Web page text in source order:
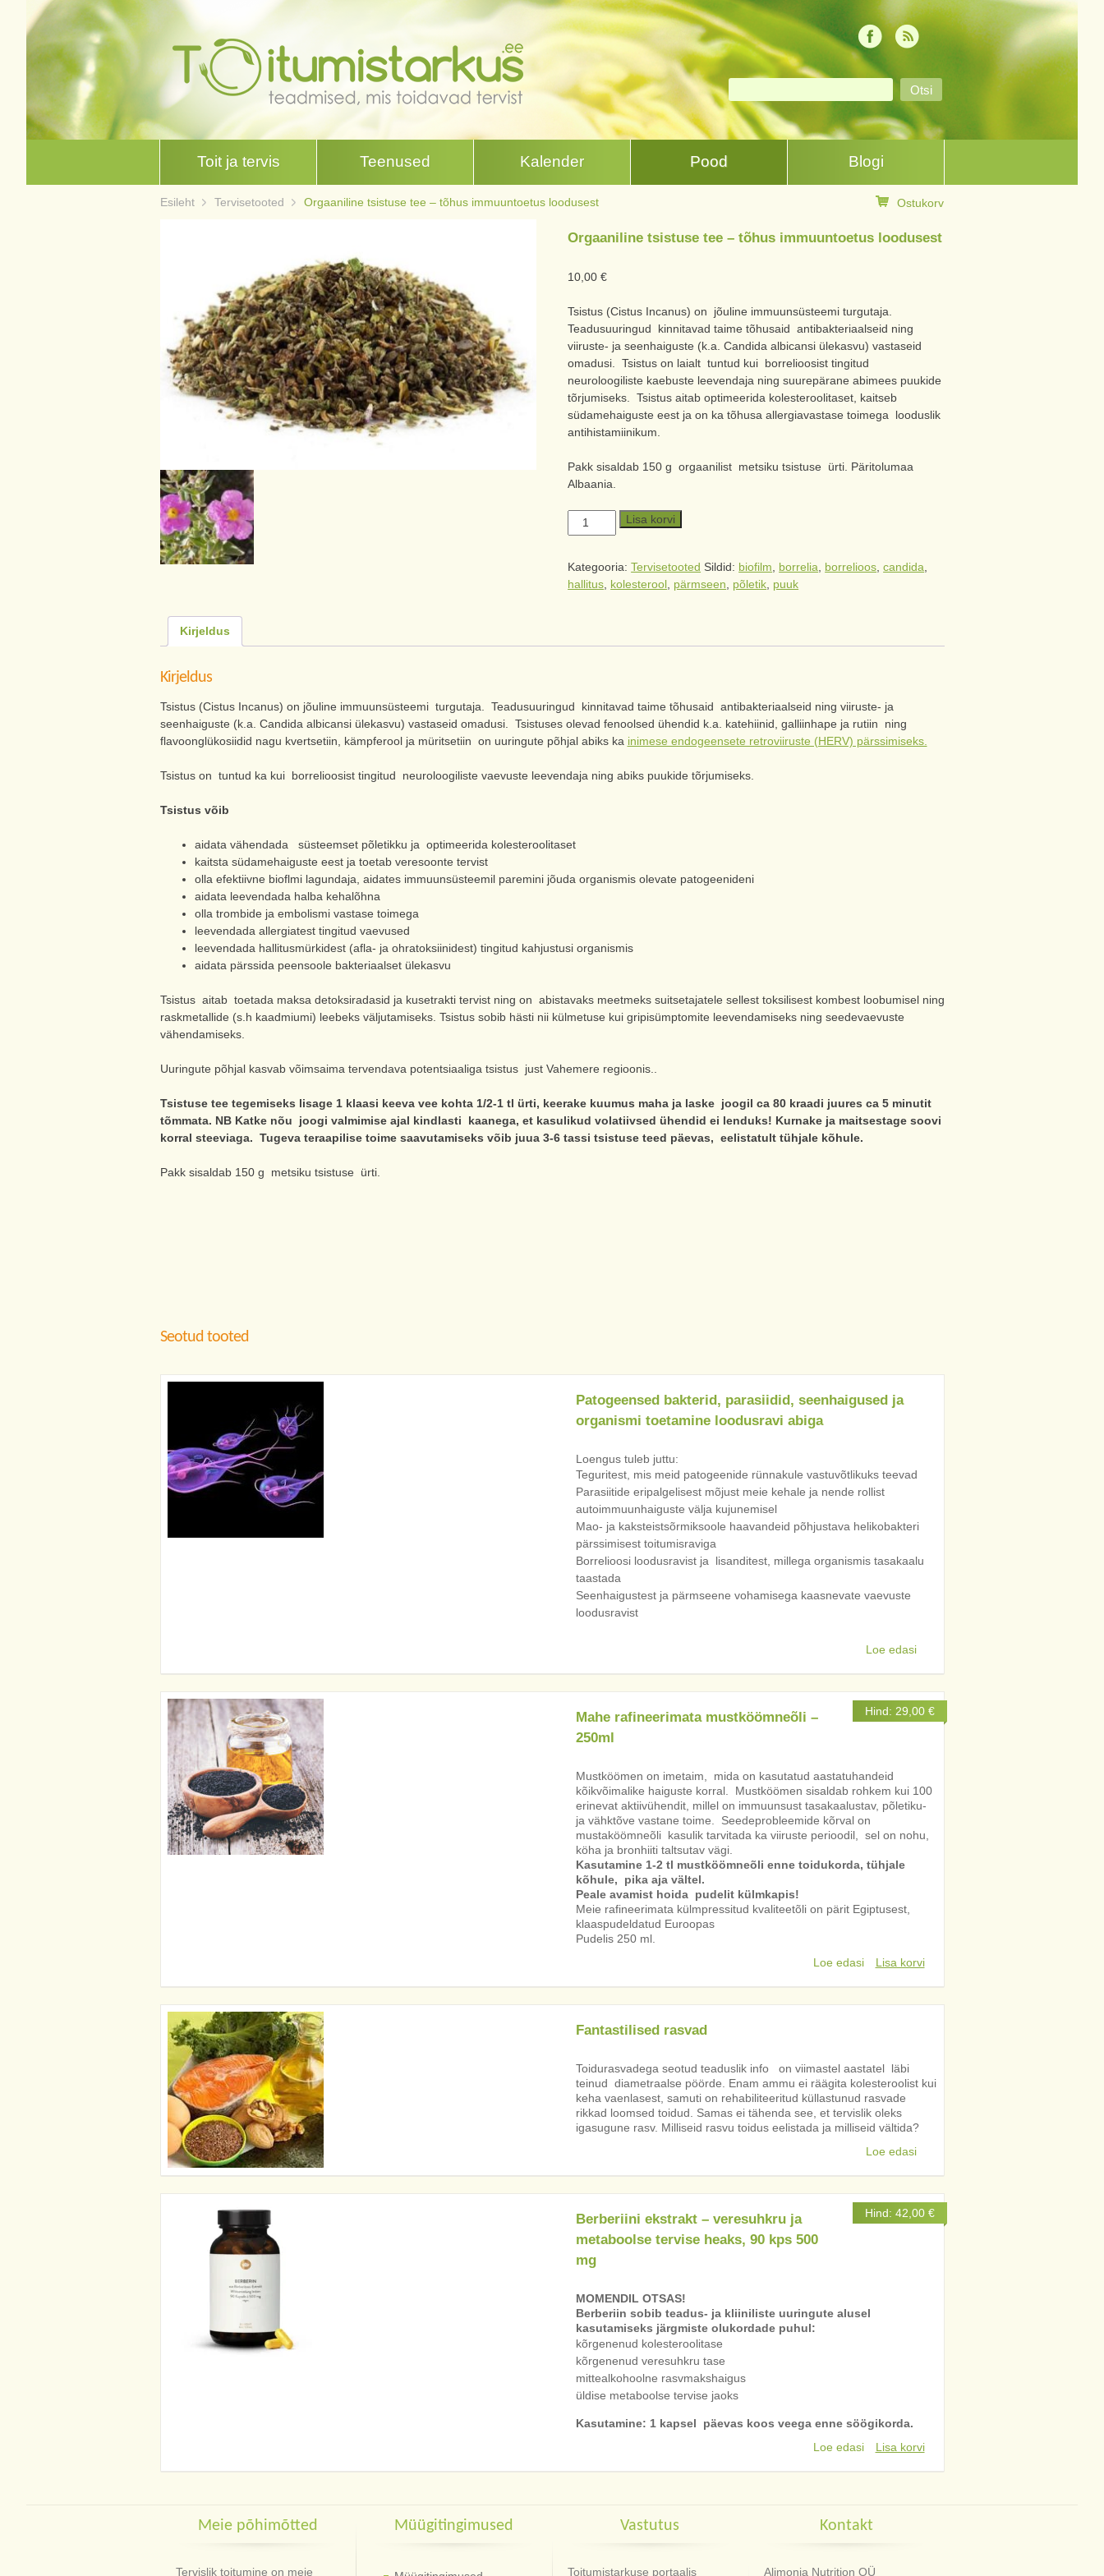
Toit ja tervis Teenused Kalender Pood Blogi
Esileht Tervisetooted Orgaaniline tsistuse tee – tõhus immuuntoetus loodusest Ostukorv
Orgaaniline tsistuse tee – tõhus immuuntoetus loodusest
10,00€
Tsistus (Cistus Incanus) on jõuline immuunsüsteemi turgutaja.
Teadusuuringud kinnitavad taime tõhusaid antibakteriaalseid ning
viiruste- ja seenhaiguste (k.a. Candida albicansi ülekasvu) vastaseid
omadusi. Tsistus on laialt tuntud kui borrelioosist tingitud
neuroloogiliste kaebuste leevendaja ning suurepärane abimees puukide
tõrjumiseks. Tsistus aitab optimeerida kolesteroolitaset, kaitseb
südamehaiguste eest ja on ka tõhusa allergiavastase toimega looduslik
antihistamiinikum.
Pakk sisaldab 150 g orgaanilist metsiku tsistuse ürti. Päritolumaa
Albaania.
Lisa korvi
Kategooria:Tervisetooted Sildid: biofilm borrelia borrelioos ,candida
hallitus kolesterool pärmseen põletik puuk
Kirjeldus
Kirjeldus
Tsistus (Cistus Incanus) on jõuline immuunsüsteemi turgutaja. Teadusuuringud kinnitavad taime tõhusaid antibakteriaalseid ning viiruste- ja
seenhaiguste (k.a. Candida albicansi ülekasvu) vastaseid omadusi. Tsistuses olevad fenoolsed ühendid k.a. katehiinid, galliinhape ja rutiin ning
flavoonglükosiidid nagu kvertsetiin, kämpferool ja müritsetiin on uuringute põhjal abiks ka inimese endogeensete retroviiruste (HERV) pärssimiseks.
Tsistus on tuntud ka kui borrelioosist tingitud neuroloogiliste vaevuste leevendaja ning abiks puukide tõrjumiseks.
Tsistus võib
aidata vähendada süsteemset põletikku ja optimeerida kolesteroolitaset
kaitsta südamehaiguste eest ja toetab veresoonte tervist
olla efektiivne bioflmi lagundaja, aidates immuunsüsteemil paremini jõuda organismis olevate patogeenideni
aidata leevendada halba kehalõhna
olla trombide ja embolismi vastase toimega
leevendada allergiatest tingitud vaevused
leevendada hallitusmürkidest (afla- ja ohratoksiinidest) tingitud kahjustusi organismis
aidata pärssida peensoole bakteriaalset ülekasvu
Tsistus aitab toetada maksa detoksiradasid ja kusetrakti tervist ning on abistavaks meetmeks suitsetajatele sellest toksilisest kombest loobumisel ning
raskmetallide (s.h kaadmiumi) leebeks väljutamiseks. Tsistus sobib hästi nii külmetuse kui gripisümptomite leevendamiseks ning seedevaevuste
vähendamiseks.
Uuringute põhjal kasvab võimsaima tervendava potentsiaaliga tsistus just Vahemere regioonis..
Tsistuse tee tegemiseks lisage 1 klaasi keeva vee kohta 1/2-1 tl ürti, keerake kuumus maha ja laske joogil ca 80 kraadi juures ca 5 minutit
tõmmata. NB Katke nõu joogi valmimise ajal kindlasti kaanega, et kasulikud volatiivsed ühendid ei lenduks! Kurnake ja maitsestage soovi
korral steeviaga. Tugeva teraapilise toime saavutamiseks võib juua 3-6 tassi tsistuse teed päevas, eelistatult tühjale kõhule.
Pakk sisaldab 150 g metsiku tsistuse ürti.
Seotud tooted
Patogeensed bakterid, parasiidid, seenhaigused ja
organismi toetamine loodusravi abiga
Loengus tuleb juttu:
Teguritest, mis meid patogeenide rünnakule vastuvõtlikuks teevad
Parasiitide eripalgelisest mõjust meie kehale ja nende rollist
autoimmuunhaiguste välja kujunemisel
Mao- ja kaksteistsõrmiksoole haavandeid põhjustava helikobakteri
pärssimisest toitumisraviga
Borrelioosi loodusravist ja lisanditest, millega organismis tasakaalu
taastada
Seenhaigustest ja pärmseene vohamisega kaasnevate vaevuste
loodusravist
Loe edasi
Mahe rafineerimata mustköömneõli –
250ml
Hind: 29,00 €
Mustköömen on imetaim, mida on kasutatud aastatuhandeid
kõikvõimalike haiguste korral. Mustköömen sisaldab rohkem kui 100
erinevat aktiivühendit, millel on immuunsust tasakaalustav, põletiku-
ja vähktõve vastane toime. Seedeprobleemide kõrval on
mustaköömneõli kasulik tarvitada ka viiruste perioodil, sel on nohu,
köha ja bronhiiti taltsutav vägi.
Kasutamine 1-2 tl mustköömneõli enne toidukorda, tühjale
kõhule, pika aja vältel.
Peale avamist hoida pudelit külmkapis!
Meie rafineerimata külmpressitud kvaliteetõli on pärit Egiptusest,
klaaspudeldatud Euroopas
Pudelis 250 ml.
Loe edasi
Lisa korvi
Fantastilised rasvad
Toidurasvadega seotud teaduslik info on viimastel aastatel läbi
teinud diametraalse pöörde. Enam ammu ei räägita kolesteroolist kui
keha vaenlasest, samuti on rehabiliteeritud küllastunud rasvade
rikkad loomsed toidud. Samas ei tähenda see, et tervislik oleks
igasugune rasv. Milliseid rasvu toidus eelistada ja milliseid vältida?
Loe edasi
Berberiini ekstrakt – veresuhkru ja
metaboolse tervise heaks, 90 kps 500
mg
Hind: 42,00 €
MOMENDIL OTSAS!
Berberiin sobib teadus- ja kliiniliste uuringute alusel
kasutamiseks järgmiste olukordade puhul:
kõrgenenud kolesteroolitase
kõrgenenud veresuhkru tase
mittealkohoolne rasvmakshaigus
üldise metaboolse tervise jaoks
Kasutamine: 1 kapsel päevas koos veega enne söögikorda.
Loe edasi
Lisa korvi
Meie põhimõtted
Tervislik toitumine on meie
Müügitingimused Vastutus
Toitumistarkuse portaalis
Kontakt
Alimonia Nutrition OÜ